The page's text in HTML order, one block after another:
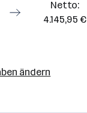
Netto:
4.145,95 €
ändern